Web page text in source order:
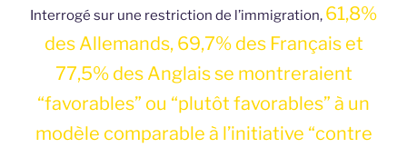
Interrogé sur une restriction de l’immigration, 61,8%
des Allemands, 69,7% des Français et
77,5% des Anglais se montreraient
“favorables” ou “plutôt favorables” à un
modèle comparable à l’initiative “contre